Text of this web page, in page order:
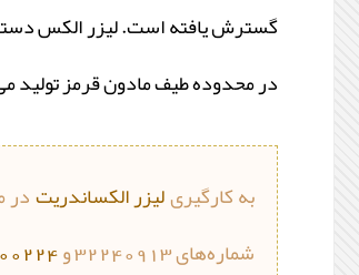
در محدوده طیف مادون قرمز تولید
به کارگیریلیزر الکساندریتدر
شماره‌های 32240913 و